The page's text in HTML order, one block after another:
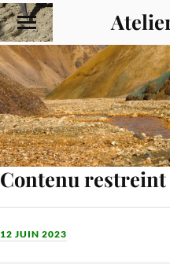
Contenu restreint
12 JUIN 2023